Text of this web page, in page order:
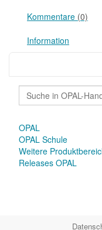
Kommentare (0)
Information
OPAL
OPAL Schule
Weitere
Releases OPAL